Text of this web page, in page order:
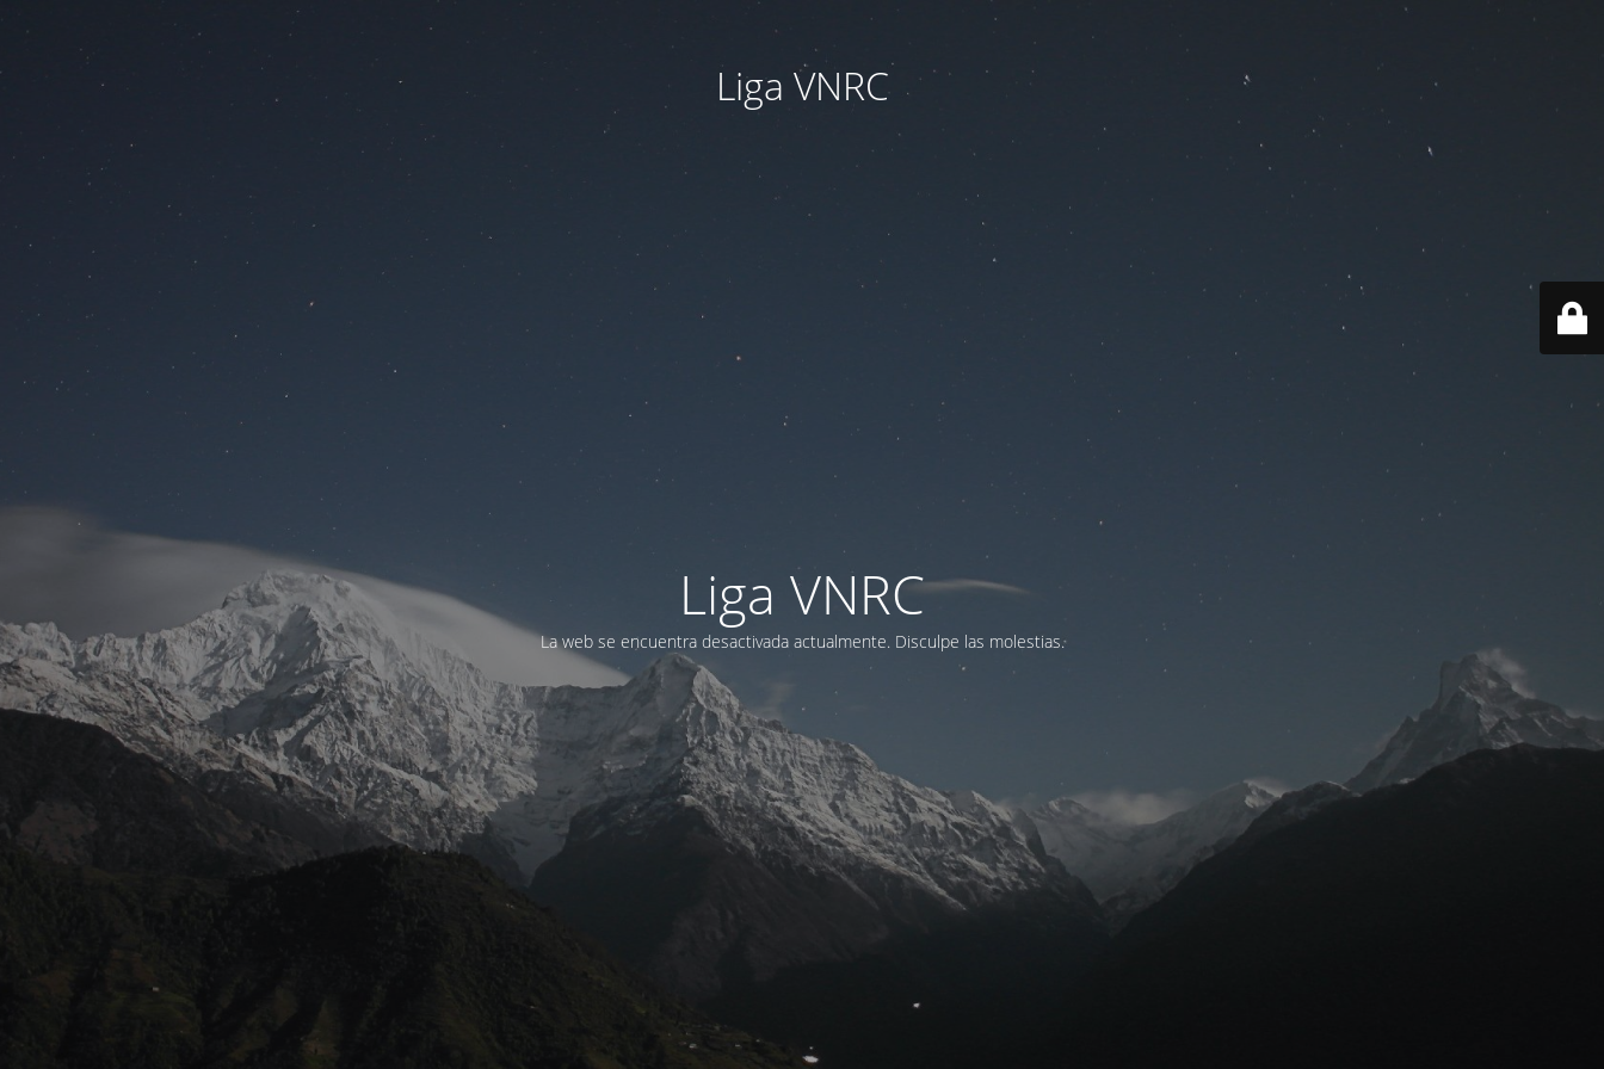
Liga VNRC
Liga VNRC
La web se encuentra desactivada actualmente. Disculpe las molestias.